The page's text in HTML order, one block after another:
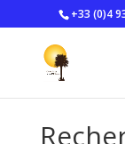
+33 (0)4